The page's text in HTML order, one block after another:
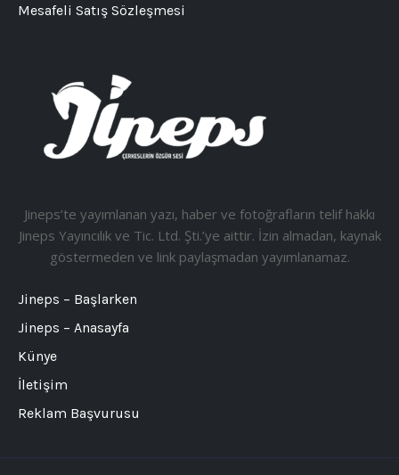
Jineps’te yayımlanan yazı, haber ve fotoğrafların telif hakkı
Jineps Yayıncılık ve Tic. Ltd. Şti.’ye aittir. İzin almadan, kaynak
göstermeden ve link paylaşmadan yayımlanamaz.
Jineps – Başlarken
Jineps – Anasayfa
Künye
İletişim
Reklam Başvurusu
Mesafeli Satış Sözleşmesi